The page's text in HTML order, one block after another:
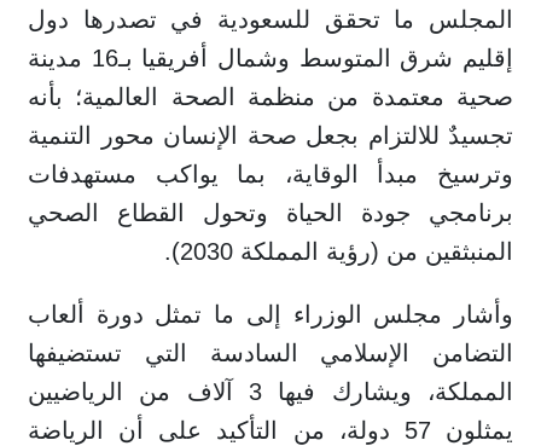
المجلس ما تحقق للسعودية في تصدرها دول
إقليم شرق المتوسط وشمال أفريقيا بـ16 مدينة
صحية معتمدة من منظمة الصحة العالمية؛ بأنه
تجسيدٌ للالتزام بجعل صحة الإنسان محور التنمية
وترسيخ مبدأ الوقاية، بما يواكب مستهدفات
برنامجي جودة الحياة وتحول القطاع الصحي
المنبثقين من (رؤية المملكة 2030).
وأشار مجلس الوزراء إلى ما تمثل دورة ألعاب
التضامن الإسلامي السادسة التي تستضيفها
المملكة، ويشارك فيها 3 آلاف من الرياضيين
يمثلون 57 دولة، من التأكيد على أن الرياضة